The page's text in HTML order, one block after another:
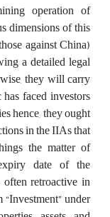
operation of
dimensions of this
against China)
a detailed legal
they will carry
faced investors
hence, they ought
in the IIAs that
the matter of
date of the
often retroactive in
under